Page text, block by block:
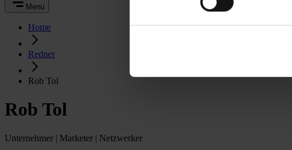
Menü
Home
Redner
Rob Tol
Rob Tol
Unternehmer | Marketer | Netzwerker